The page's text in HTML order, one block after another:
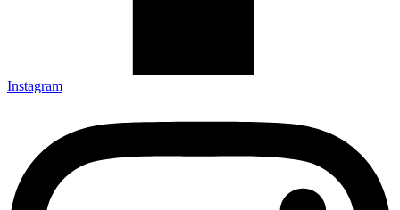
Instagram